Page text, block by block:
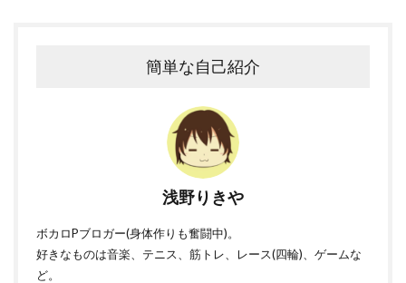
簡単な自己紹介
浅野りきや
ボカロPブロガー(身体作りも奮闘中)。
好きなものは音楽、テニス、筋トレ、レース(四輪)、ゲームな
ど。